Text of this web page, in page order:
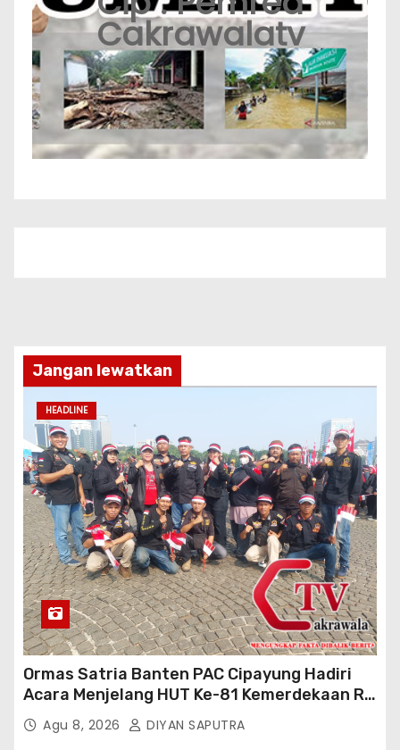
Cakrawalatv
Jangan lewatkan
HEADLINE
Ormas Satria Banten PAC Cipayung Hadiri
Acara Menjelang HUT Ke-81 Kemerdekaan RI
Di Silang Monas
Agu 8, 2026 DIYAN SAPUTRA